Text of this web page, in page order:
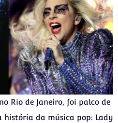
Rio de Janeiro, foi palco de
história da música pop: Lady